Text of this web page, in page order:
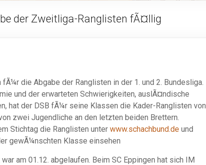
der Zweitliga-Ranglisten fÃ¤llig
die Abgabe der Ranglisten in der 1. und 2. Bundesliga.
und der erwarteten Schwierigkeiten, auslÃ¤ndische
hat der DSB fÃ¼r seine Klassen die Kader-Ranglisten von
zwei Jugendliche an den letzten beiden Brettern.
Stichtag die Ranglisten unter www.schachbund.de und
gewÃ¼nschten Klasse einsehen
am 01.12. abgelaufen. Beim SC Eppingen hat sich IM